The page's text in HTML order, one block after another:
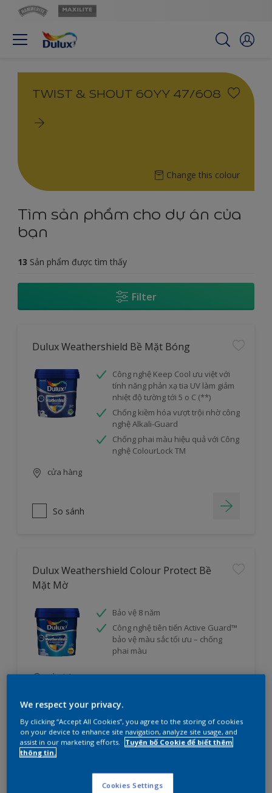
TWIST & SHOUT 60YY 47/608
Change this colour
Tìm sản phẩm cho dự án của
bạn
13 Sản phẩm được tìm thấy
Filter
Dulux Weathershield Bề Mặt Bóng
Công nghệ Keep Cool ưu việt với
tính năng phản xạ tia UV làm giảm
nhiệt độ tường tới 5 o C (**)
Chống kiềm hóa vượt trội nhờ công
nghệ Alkali-Guard
Chống phai màu hiệu quả với Công
nghệ ColourLock TM
cửa hàng
So sánh
Dulux Weathershield Colour Protect Bề
Mặt Mờ
Bảo vệ 8 năm
Công nghệ tiên tiến Active Guard™
bảo vệ màu sắc tối ưu – chống
phai màu
cửa hàng
We respect your privacy.
By clicking “Accept All Cookies”, you agree to the storing of cookies
on your device to enhance site navigation, analyze site usage, and
assist in our marketing efforts.
Tuyên bố Cookie để biết thêm
thông tin.
Cookies Settings